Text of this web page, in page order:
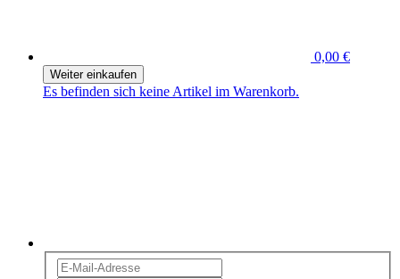
0,00 €
Weiter einkaufen
Es befinden sich keine Artikel im Warenkorb.